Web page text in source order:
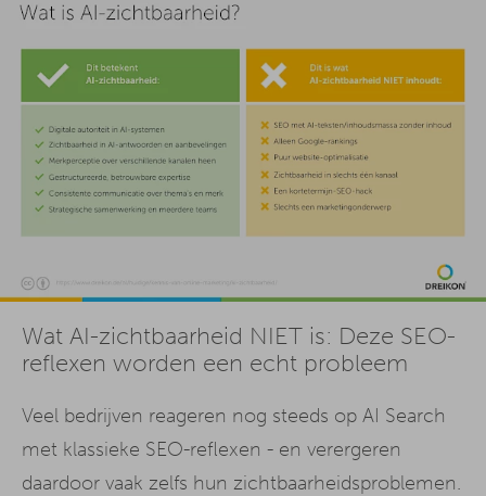
Wat AI-zichtbaarheid NIET is: Deze SEO-
reflexen worden een echt probleem
Veel bedrijven reageren nog steeds op AI Search
met klassieke SEO-reflexen - en verergeren
daardoor vaak zelfs hun zichtbaarheidsproblemen.